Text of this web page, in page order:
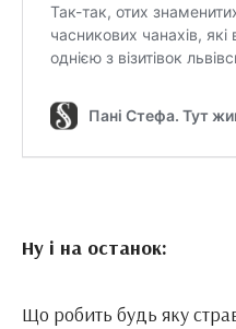
Ну і на останок:
Що робить будь яку